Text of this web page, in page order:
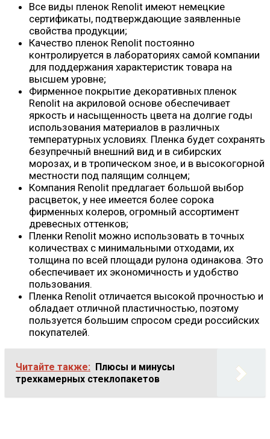
Все виды пленок Renolit имеют немецкие
сертификаты, подтверждающие заявленные
свойства продукции;
Качество пленок Renolit постоянно
контролируется в лабораториях самой компании
для поддержания характеристик товара на
высшем уровне;
Фирменное покрытие декоративных пленок
Renolit на акриловой основе обеспечивает
яркость и насыщенность цвета на долгие годы
использования материалов в различных
температурных условиях. Пленка будет сохранять
безупречный внешний вид и в сибирских
морозах, и в тропическом зное, и в высокогорной
местности под палящим солнцем;
Компания Renolit предлагает большой выбор
расцветок, у нее имеется более сорока
фирменных колеров, огромный ассортимент
древесных оттенков;
Пленки Renolit можно использовать в точных
количествах с минимальными отходами, их
толщина по всей площади рулона одинакова. Это
обеспечивает их экономичность и удобство
пользования.
Пленка Renolit отличается высокой прочностью и
обладает отличной пластичностью, поэтому
пользуется большим спросом среди российских
покупателей.
Читайте также: Плюсы и минусы
трехкамерных стеклопакетов